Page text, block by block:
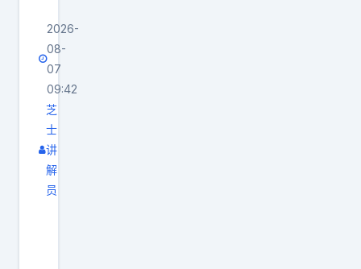
已
经
。
陈
盈
魄
力
，
够
硬
。
先
把
业
生
涯
真
正
值
钱
的
，
2026-
08-
07
09:42
芝
士
讲
解
员